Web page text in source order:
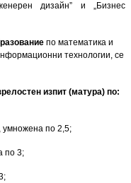
дизайн” и „Бизнес
по математика и
техно­логии, се
изпит (матура) по:
умножена по 2,5;
по 3;